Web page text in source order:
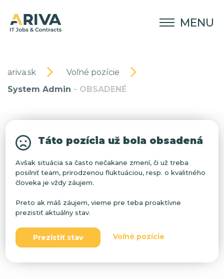
MENU
ariva.sk
Voľné pozície
System Admin - OBSADENÉ
Táto pozícia už bola obsadená
Avšak situácia sa často nečakane zmení, či už treba
posilniť team, prirodzenou fluktuáciou, resp. o kvalitného
človeka je vždy záujem.
Preto ak máš záujem, vieme pre teba proaktívne
prezistiť aktuálny stav.
Prezistiť stav Voľné pozície